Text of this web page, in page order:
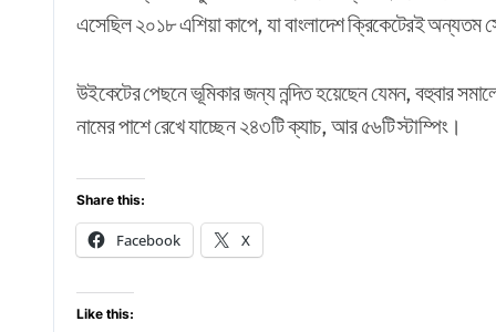
এসেছিল ২০১৮ এশিয়া কাপে, যা বাংলাদেশ ক্রিকেটেরই অন্যতম
উইকেটের পেছনে ভূমিকার জন্য নন্দিত হয়েছেন যেমন, বহুবার
নামের পাশে রেখে যাচ্ছেন ২৪৩টি ক্যাচ, আর ৫৬টি স্টাম্পিং।
Share this:
Facebook X
Like this: